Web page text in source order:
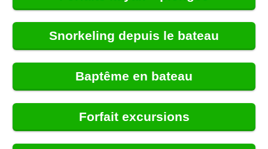
Snorkeling depuis le bateau
Baptême en bateau
Forfait excursions